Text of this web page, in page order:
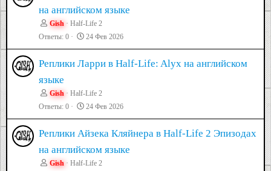
на английском языке
Gish
Half-Life 2
Ответы 0 24 Фев 2026
Реплики Ларри в Half-Life: Alyx на английском
языке
Gish
Half-Life 2
Ответы 0 24 Фев 2026
Реплики Айзека Кляйнера в Half-Life 2 Эпизодах
на английском языке
Gish
Half-Life 2